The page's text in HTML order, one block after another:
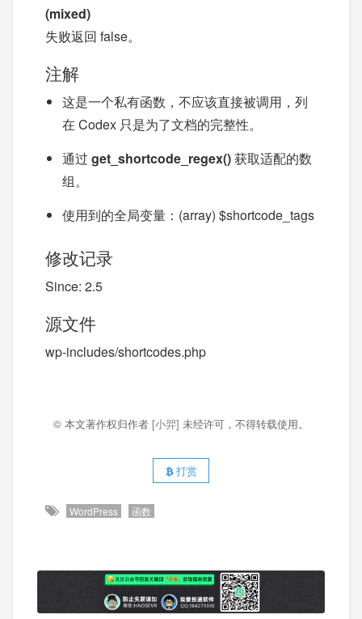
(mixed)
失败返回 false。
注解
这是一个私有函数，不应该直接被调用，列
在 Codex 只是为了文档的完整性。
通过 get_shortcode_regex()获取适配的数
组。
使用到的全局变量：(array) $shortcode_tags
修改记录
Since: 2.5
源文件
wp-includes/shortcodes.php
© 本文著作权归作者 [小羿] 未经许可，不得转载使用。
打赏
WordPress 函数